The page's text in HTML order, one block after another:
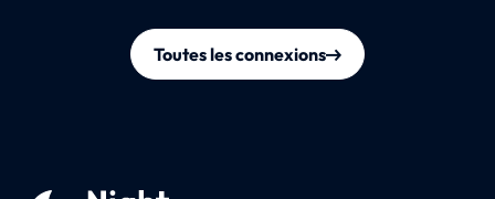
Toutes les connexions